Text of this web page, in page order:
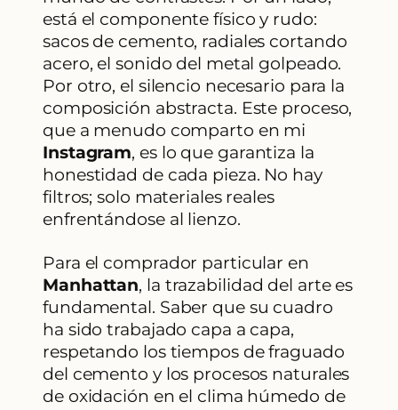
está el componente físico y rudo:
sacos de cemento, radiales cortando
acero, el sonido del metal golpeado.
Por otro, el silencio necesario para la
composición abstracta. Este proceso,
que a menudo comparto en mi
Instagram, es lo que garantiza la
honestidad de cada pieza. No hay
filtros; solo materiales reales
enfrentándose al lienzo.
Para el comprador particular en
Manhattan, la trazabilidad del arte es
fundamental. Saber que su cuadro
ha sido trabajado capa a capa,
respetando los tiempos de fraguado
del cemento y los procesos naturales
de oxidación en el clima húmedo de